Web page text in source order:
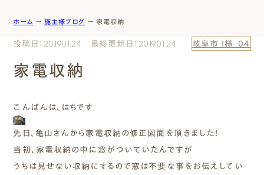
エムズのこと
まずは相談する[無料]
モデルハウスを見る
ホーム ー 施主様ブログ ー 家電収納
投稿日：2019.01.24 最終更新日：2019.01.24 岐阜市 I様_04
家電収納
こんばんは、はちです
先日、亀山さんから家電収納の修正図面を頂きました！
当初、家電収納の中に窓がついていたんですが
うちは見せない収納にするので窓は不要な事をお伝えしてい